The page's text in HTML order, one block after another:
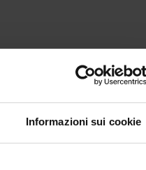
Informazioni sui cookie